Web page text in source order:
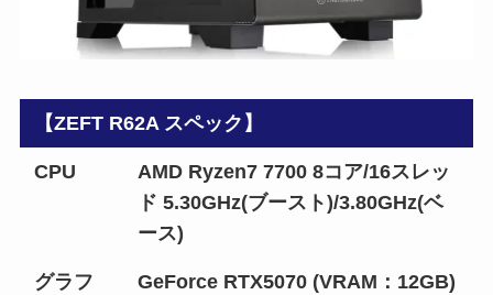
【ZEFT R62A スペック】
CPU
AMD Ryzen7 7700 8コア/16スレッ
ド 5.30GHz(ブースト)/3.80GHz(ベ
ース)
グラフ
GeForce RTX5070 (VRAM：12GB)